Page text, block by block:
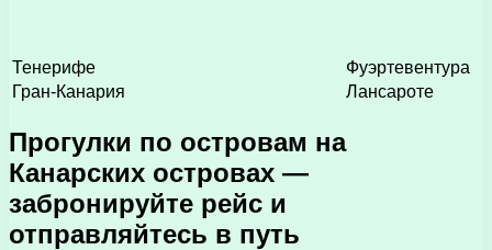
Тенерифе
Фуэртевентура
Гран-Канария
Лансароте
Прогулки по островам на
Канарских островах —
забронируйте рейс и
отправляйтесь в путь